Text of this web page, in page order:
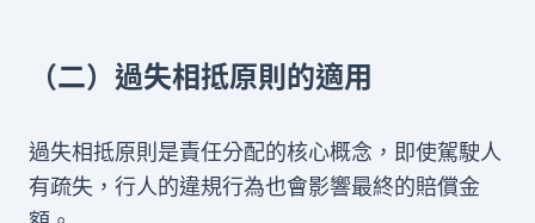
（二）過失相抵原則的適用
過失相抵原則是責任分配的核心概念，即使駕駛人
有疏失，行人的違規行為也會影響最終的賠償金